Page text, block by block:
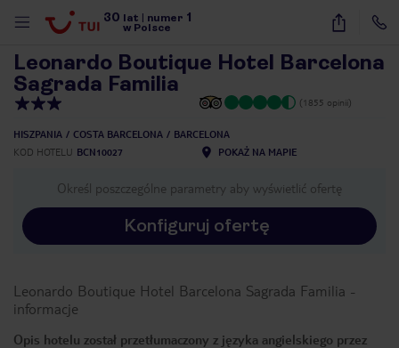
30 lat numer 1
w Polsce
25
Leonardo Boutique Hotel Barcelona
Sagrada Familia
(1855 opinii)
HISZPANIA COSTA BARCELONA
BARCELONA
KOD HOTELU BCN10027 POKAŻ NA MAPIE
Określ poszczególne parametry aby wyświetlić ofertę
Konfiguruj ofertę
Leonardo Boutique Hotel Barcelona Sagrada Familia -
informacje
Opis hotelu został przetłumaczony z języka angielskiego przez